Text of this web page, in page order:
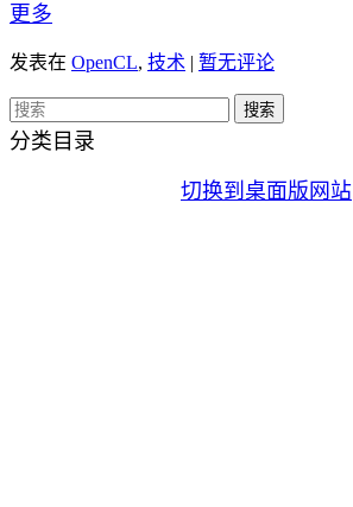
更多
发表在 OpenCL, 技术 | 暂无评论
分类目录
切换到桌面版网站